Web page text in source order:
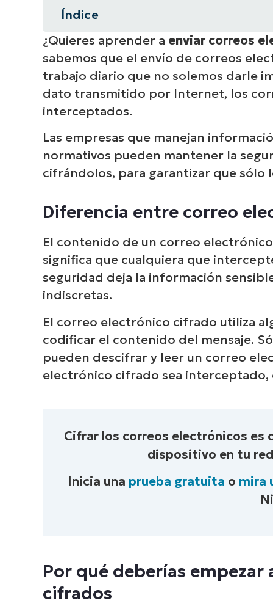
Índice
Resumen instantáneo
Diferencia entre correo
Por qué deberías empezar a
Cómo configurar el cifrado de
Cómo utilizar Outlook para
Proteger los datos de los
¿Quieres aprender a enviar correos
sabemos que el envío de correos
trabajo diario que no solemos darle
dato transmitido por Internet, los
interceptados.
Las empresas que manejan
normativos pueden mantener la
cifrándolos, para garantizar que sólo
Diferencia entre correo
El contenido de un correo
significa que cualquiera que
seguridad deja la información
indiscretas.
El correo electrónico cifrado utiliza
codificar el contenido del mensaje.
pueden descifrar y leer un correo
electrónico cifrado sea
Cifrar los correos electrónicos es
dispositivo en tu
Inicia una prueba gratuita o mira
Por qué deberías
cifrados